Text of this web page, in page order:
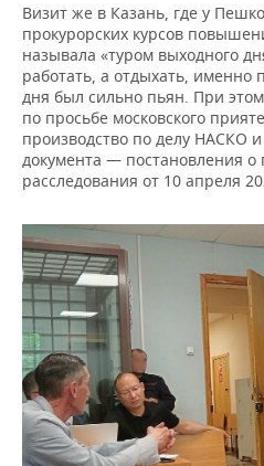
Визит же в Казань, где у
прокурорских курсов
называла «туром выходного
работать, а отдыхать, именно
дня был сильно пьян. При
по просьбе московского
производство по делу НАСКО
документа — постановления о
расследования от 10 апреля